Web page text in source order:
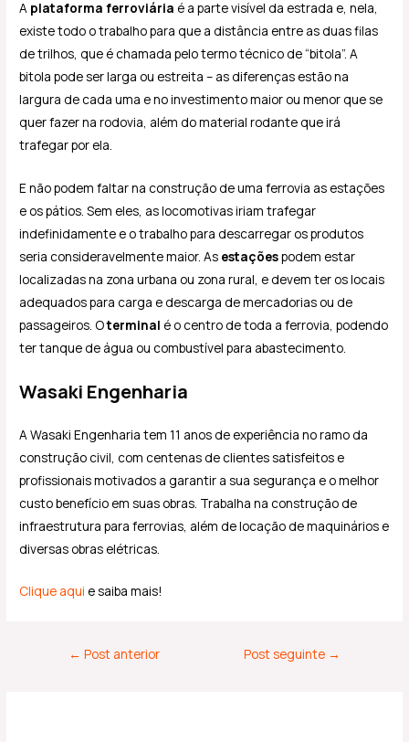
A plataforma ferroviária é a parte visível da estrada e, nela,
existe todo o trabalho para que a distância entre as duas filas
de trilhos, que é chamada pelo termo técnico de “bitola”. A
bitola pode ser larga ou estreita – as diferenças estão na
largura de cada uma e no investimento maior ou menor que se
quer fazer na rodovia, além do material rodante que irá
trafegar por ela.
E não podem faltar na construção de uma ferrovia as estações
e os pátios. Sem eles, as locomotivas iriam trafegar
indefinidamente e o trabalho para descarregar os produtos
seria consideravelmente maior. As estaçõespodem estar
localizadas na zona urbana ou zona rural, e devem ter os locais
adequados para carga e descarga de mercadorias ou de
passageiros. Oterminal é o centro de toda a ferrovia, podendo
ter tanque de água ou combustível para abastecimento.
Wasaki Engenharia
A Wasaki Engenharia tem 11 anos de experiência no ramo da
construção civil, com centenas de clientes satisfeitos e
profissionais motivados a garantir a sua segurança e o melhor
custo benefício em suas obras. Trabalha na construção de
infraestrutura para ferrovias, além de locação de maquinários e
diversas obras elétricas.
Clique aqui e saiba mais!
← Post anterior Post seguinte →